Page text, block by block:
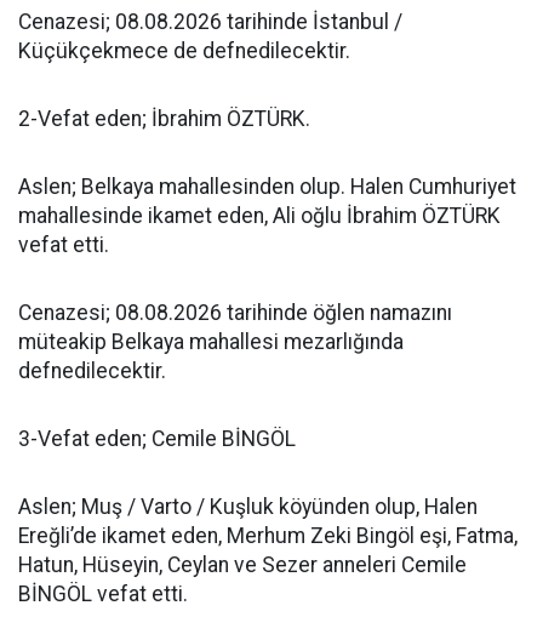
Cenazesi; 08.08.2026 tarihinde İstanbul /
Küçükçekmece de defnedilecektir.
2-Vefat eden; İbrahim ÖZTÜRK.
Aslen; Belkaya mahallesinden olup. Halen Cumhuriyet
mahallesinde ikamet eden, Ali oğlu İbrahim ÖZTÜRK
vefat etti.
Cenazesi; 08.08.2026 tarihinde öğlen namazını
müteakip Belkaya mahallesi mezarlığında
defnedilecektir.
3-Vefat eden; Cemile BİNGÖL
Aslen; Muş / Varto / Kuşluk köyünden olup, Halen
Ereğli’de ikamet eden, Merhum Zeki Bingöl eşi, Fatma,
Hatun, Hüseyin, Ceylan ve Sezer anneleri Cemile
BİNGÖL vefat etti.